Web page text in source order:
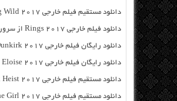
دانلود مستقیم فیلم خارجی Running Wild 2017 از سرور سایت
دانلود فیلم خارجی Rings 2017 از سرور سایت
دانلود رایگان فیلم خارجی Dunkirk 2017 با لینک مستقیم
دانلود رایگان فیلم خارجی Eloise 2017 با لینک مستقیم
دانلود مستقیم فیلم خارجی Essex Heist 2017 از سرور سایت
دانلود مستقیم فیلم خارجی Get the Girl 2017 از سرور سایت